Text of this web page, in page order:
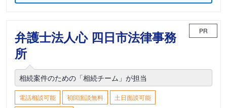
弁護士法人心 四日市法律事務
所
PR
相続案件のための「相続チーム」が担当
電話相談可能 初回面談無料
土日面談可能